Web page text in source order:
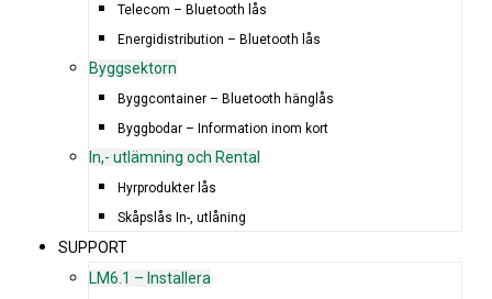
Telecom – Bluetooth lås
Energidistribution – Bluetooth lås
Byggsektorn
Byggcontainer – Bluetooth hänglås
Byggbodar – Information inom kort
In,- utlämning och Rental
Hyrprodukter lås
Skåpslås In-, utlåning
SUPPORT
LM6.1 – Installera